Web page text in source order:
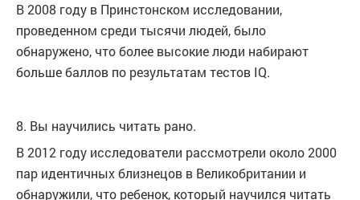
В 2008 году в Принстонском исследовании,
проведенном среди тысячи людей, было
обнаружено, что более высокие люди набирают
больше баллов по результатам тестов IQ.
8. Вы научились читать рано.
В 2012 году исследователи рассмотрели около 2000
пар идентичных близнецов в Великобритании и
обнаружили, что ребенок, который научился читать